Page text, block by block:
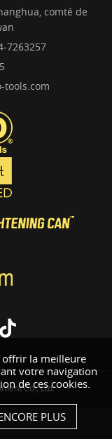
offrir la meilleure
votre navigation
de ces cookies.
PLUS
comté de
7263257
tools.com
Co., Ltd.